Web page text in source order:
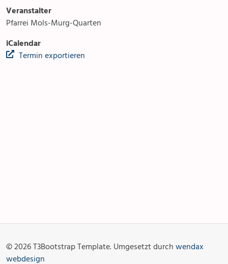
Veranstalter
Pfarrei Mols-Murg-Quarten
iCalendar
Termin exportieren
© 2026 T3Bootstrap Template. Umgesetzt durch wendax
webdesign
Angebot & Sakramente
Aktuelles
Fotogalerie
Links